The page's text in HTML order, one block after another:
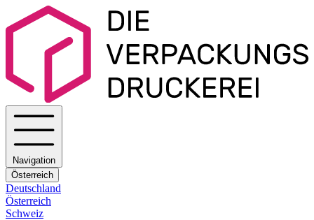
Navigation
Österreich
Deutschland
Österreich
Schweiz